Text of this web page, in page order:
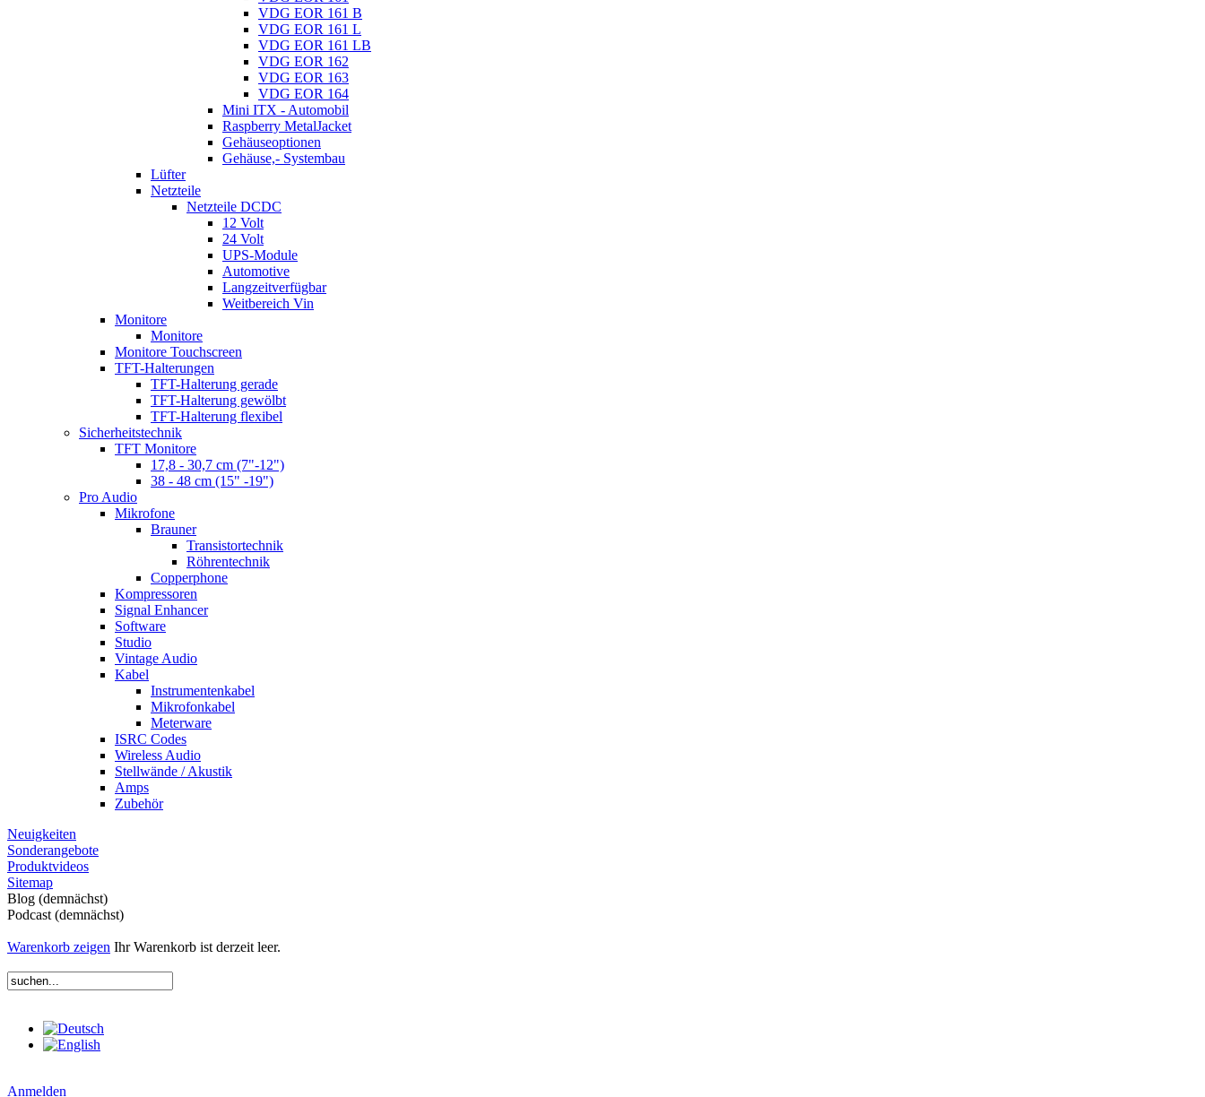
VDG EOR 161 B
VDG EOR 161 L
VDG EOR 161 LB
VDG EOR 162
VDG EOR 163
VDG EOR 164
Mini ITX - Automobil
Raspberry MetalJacket
Gehäuseoptionen
Gehäuse,- Systembau
Lüfter
Netzteile
Netzteile DCDC
12 Volt
24 Volt
UPS-Module
Automotive
Langzeitverfügbar
Weitbereich Vin
Monitore
Monitore
Monitore Touchscreen
TFT-Halterungen
TFT-Halterung gerade
TFT-Halterung gewölbt
TFT-Halterung flexibel
Sicherheitstechnik
TFT Monitore
17,8 - 30,7 cm (7"-12")
38 - 48 cm (15" -19")
Pro Audio
Mikrofone
Brauner
Transistortechnik
Röhrentechnik
Copperphone
Kompressoren
Signal Enhancer
Software
Studio
Vintage Audio
Kabel
Instrumentenkabel
Mikrofonkabel
Meterware
ISRC Codes
Wireless Audio
Stellwände / Akustik
Amps
Zubehör
Neuigkeiten
Sonderangebote
Produktvideos
Sitemap
Blog (demnächst)
Podcast (demnächst)
Warenkorb zeigen Ihr Warenkorb ist derzeit leer.
Anmelden